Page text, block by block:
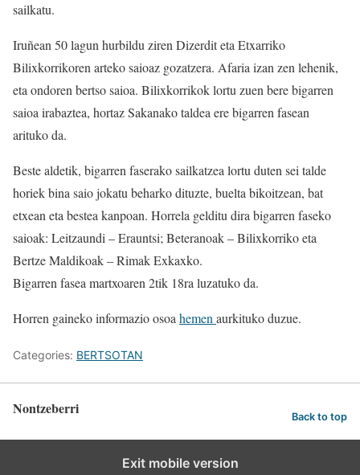
sailkatu.
Iruñean 50 lagun hurbildu ziren Dizerdit eta Etxarriko
Bilixkorrikoren arteko saioaz gozatzera. Afaria izan zen lehenik,
eta ondoren bertso saioa. Bilixkorrikok lortu zuen bere bigarren
saioa irabaztea, hortaz Sakanako taldea ere bigarren fasean
arituko da.
Beste aldetik, bigarren faserako sailkatzea lortu duten sei talde
horiek bina saio jokatu beharko dituzte, buelta bikoitzean, bat
etxean eta bestea kanpoan. Horrela gelditu dira bigarren faseko
saioak: Leitzaundi – Erauntsi; Beteranoak – Bilixkorriko eta
Bertze Maldikoak – Rimak Exkaxko.
Bigarren fasea martxoaren 2tik 18ra luzatuko da.
Horren gaineko informazio osoa hemen aurkituko duzue.
Categories: BERTSOTAN
Nontzeberri Back to top
Exit mobile version